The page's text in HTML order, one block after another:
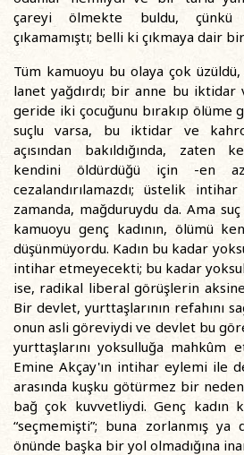
çareyi ölmekte buldu, çünkü
çıkamamıştı; belli ki çıkmaya dair
Tüm kamuoyu bu olaya çok
lanet yağdırdı; bir anne bu iktidar
geride iki çocuğunu bırakıp ölüme
suçlu varsa, bu iktidar ve
açısından bakıldığında, zaten
kendini öldürdüğü için -en
cezalandırılamazdı; üstelik
zamanda, mağduruydu da. Ama suç
kamuoyu genç kadının, ölümü
düşünmüyordu. Kadın bu kadar
intihar etmeyecekti; bu kadar yoksul
ise, radikal liberal görüşlerin
Bir devlet, yurttaşlarının refahını
onun asli göreviydi ve devlet bu
yurttaşlarını yoksulluğa mahkûm
Emine Akçay'ın intihar eylemi ile
arasında kuşku götürmez bir
bağ çok kuvvetliydi. Genç kadın
“seçmemişti”; buna zorlanmış ya
önünde başka bir yol olmadığına